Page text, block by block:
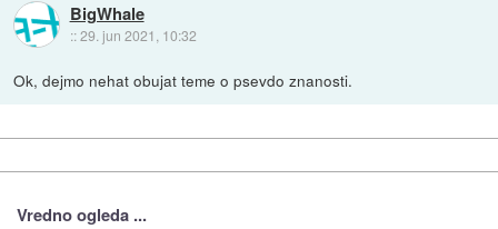
BigWhale
::29. jun 2021, 10:32
Ok, dejmo nehat obujat teme o psevdo znanosti.
Vredno ogleda ...